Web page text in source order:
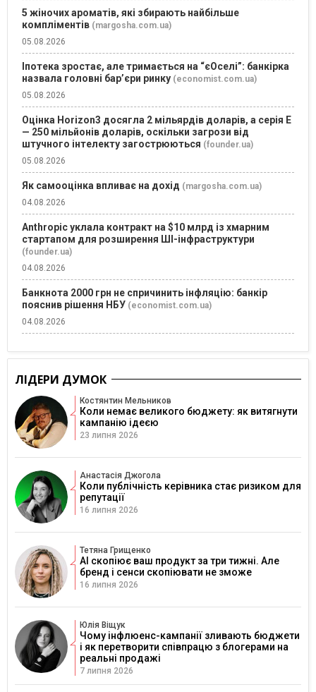
5 жіночих ароматів, які збирають найбільше
компліментів (margosha.com.ua)
05.08.2026
Іпотека зростає, але тримається на “єОселі”: банкірка
назвала головні бар’єри ринку (economist.com.ua)
05.08.2026
Оцінка Horizon3 досягла 2 мільярдів доларів, а серія E
— 250 мільйонів доларів, оскільки загрози від
штучного інтелекту загострюються (founder.ua)
05.08.2026
Як самооцінка впливає на дохід (margosha.com.ua)
04.08.2026
Anthropic уклала контракт на $10 млрд із хмарним
стартапом для розширення ШІ-інфраструктури
(founder.ua)
04.08.2026
Банкнота 2000 грн не спричинить інфляцію: банкір
пояснив рішення НБУ (economist.com.ua)
04.08.2026
ЛІДЕРИ ДУМОК
Костянтин Мельников
Коли немає великого бюджету: як витягнути
кампанію ідеєю
23 липня 2026
Анастасія Джогола
Коли публічність керівника стає ризиком для
репутації
16 липня 2026
Тетяна Грищенко
AI скопіює ваш продукт за три тижні. Але
бренд і сенси скопіювати не зможе
16 липня 2026
Юлія Віщук
Чому інфлюенс-кампанії зливають бюджети
і як перетворити співпрацю з блогерами на
реальні продажі
7 липня 2026